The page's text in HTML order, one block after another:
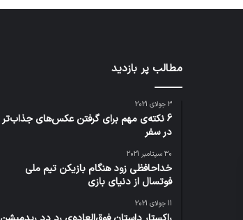
مطالب پر بازدید
3 جولای 2021
6 نکته‌ی مهم برای گرفتن عکس‌های جذاب‌تر
در سفر
30 سپتامبر 2021
خداحافظی زود هنگام بازیکن تیم ملی
فوتسال از دنیای بازی
11 جولای 2021